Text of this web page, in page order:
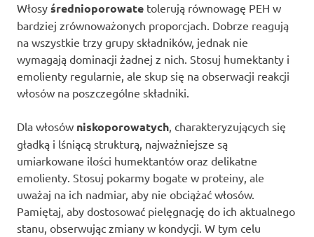
Włosy średnioporowate tolerują równowagę PEH w
bardziej zrównoważonych proporcjach. Dobrze reagują
na wszystkie trzy grupy składników, jednak nie
wymagają dominacji żadnej z nich. Stosuj humektanty i
emolienty regularnie, ale skup się na obserwacji reakcji
włosów na poszczególne składniki.
Dla włosów niskoporowatych, charakteryzujących się
gładką i lśniącą strukturą, najważniejsze są
umiarkowane ilości humektantów oraz delikatne
emolienty. Stosuj pokarmy bogate w proteiny, ale
uważaj na ich nadmiar, aby nie obciążać włosów.
Pamiętaj, aby dostosować pielęgnację do ich aktualnego
stanu, obserwując zmiany w kondycji. W tym celu